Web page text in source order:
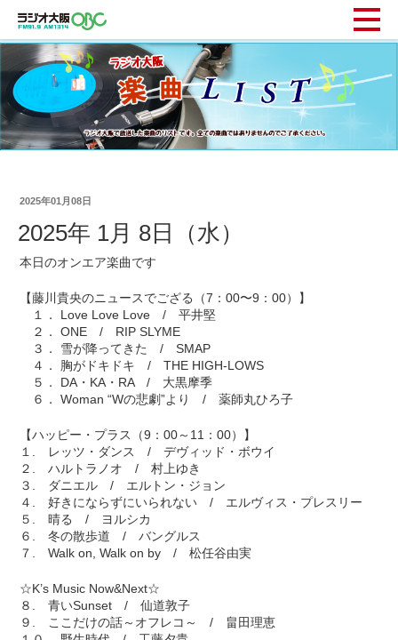
2025年01月08日
2025年 1月 8日（水）
本日のオンエア楽曲です
【藤川貴央のニュースでござる（7：00〜9：00）】
１． Love Love Love / 平井堅
２． ONE / RIP SLYME
３． 雪が降ってきた / SMAP
４． 胸がドキドキ / THE HIGH-LOWS
５． DA・KA・RA / 大黒摩季
６． Woman “Wの悲劇”より / 薬師丸ひろ子
【ハッピー・プラス（9：00～11：00）】
１. レッツ・ダンス / デヴィッド・ボウイ
２. ハルトラノオ / 村上ゆき
３. ダニエル / エルトン・ジョン
４. 好きにならずにいられない / エルヴィス・プレスリー
５. 晴る / ヨルシカ
６. 冬の散歩道 / バングルス
７. Walk on, Walk on by / 松任谷由実
☆K’s Music Now&Next☆
８. 青いSunset / 仙道敦子
９. ここだけの話～オフレコ～ / 畠田理恵